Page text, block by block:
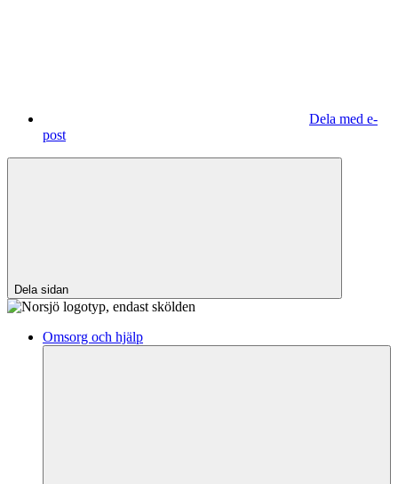
Dela med e-
post
Dela sidan
Omsorg och hjälp